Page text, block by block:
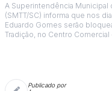
A Superintendência Municipal
(SMTT/SC) informa que nos
Eduardo Gomes serão
Tradição, no Centro Comercial
Publicado por